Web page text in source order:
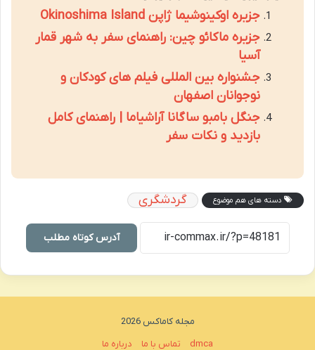
جزیره اوکینوشیما ژاپن Okinoshima Island
جزیره ماکائو چین: راهنمای سفر به شهر قمار
آسیا
جشنواره بین المللی فیلم های کودکان و
نوجوانان اصفهان
جنگل بامبو ساگانا آراشیاما | راهنمای کامل
بازدید و نکات سفر
دسته های هم موضوع گردشگری
آدرس کوتاه مطلب
مجله کاماکس 2026
dmca
تماس با ما درباره ما